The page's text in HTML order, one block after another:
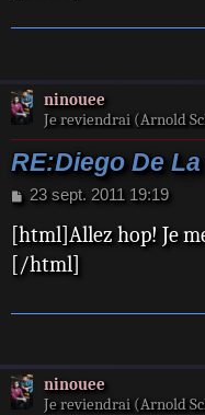
ninouee
Je reviendrai (Arnold
RE:Diego De
M
s
s
a
e
23 sept. 2011 19:19
[html]Allez hop! Je
[/html]
ninouee
Je reviendrai (Arnold